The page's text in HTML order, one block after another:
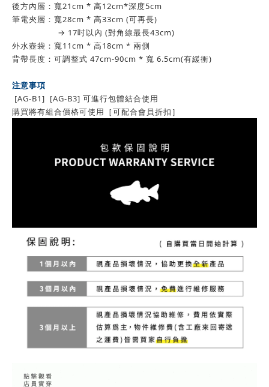
後方內層：寬21cm * 高12cm*深度5cm
筆電夾層：寬28cm * 高33cm (可再長)
→ 17吋以內 (對角線最長43cm)
外水壺袋：寬11cm * 高18cm * 兩側
背帶長度：可調整式 47cm-90cm * 寬 6.5cm(有緩衝)
注意事項
[AG-B1] [AG-B3] 可進行包體結合使用
購買將有組合價格可使用［可配合會員折扣］